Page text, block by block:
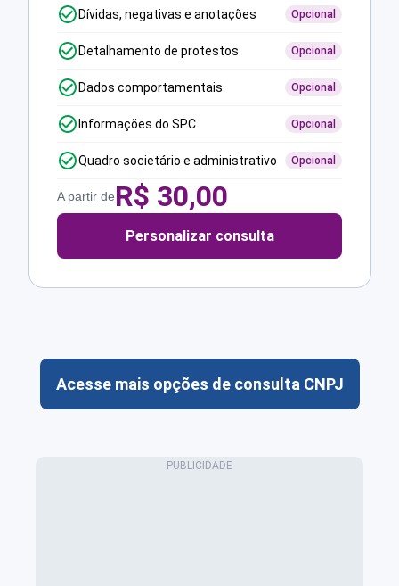
Dívidas, negativas e anotações Opcional
Detalhamento de protestos Opcional
Dados comportamentais Opcional
Informações do SPC Opcional
Quadro societário e administrativo Opcional
A partir deR$ 30,00
Personalizar consulta
Acesse mais opções de consulta CNPJ